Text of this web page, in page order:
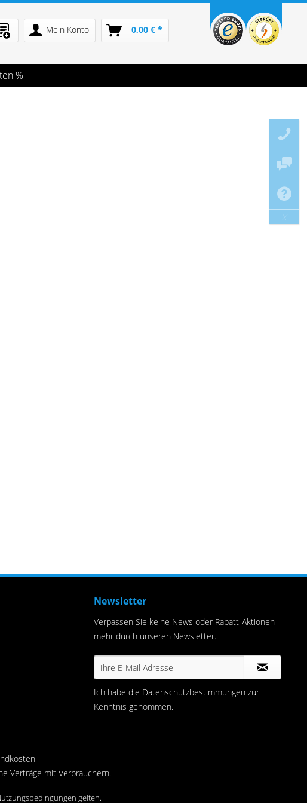
Mein Konto 0,00 € *
%
Newsletter
Verpassen Sie keine News oder Rabatt-Aktionen
mehr durch unseren Newsletter.
Ich habe die Datenschutzbestimmungen zur
Kenntnis genommen.
Verträge mit Verbrauchern.
gelten.
x